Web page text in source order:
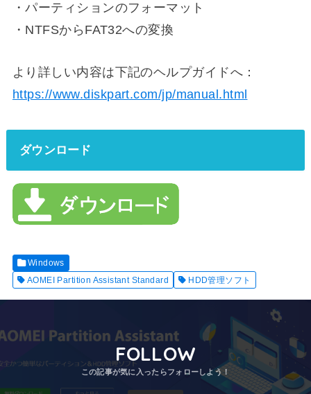
・パーティションのフォーマット
・NTFSからFAT32への変換
より詳しい内容は下記のヘルプガイドへ：
https://www.diskpart.com/jp/manual.html
ダウンロード
Windows
AOMEI Partition Assistant Standard
HDD管理ソフト
FOLLOW